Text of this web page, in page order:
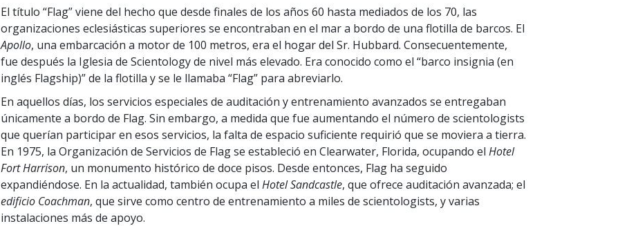
El título “Flag” viene del hecho que desde finales de los años 60 hasta mediados de los 70, las
organizaciones eclesiásticas superiores se encontraban en el mar a bordo de una flotilla de barcos. El
Apollo, una embarcación a motor de 100 metros, era el hogar del Sr. Hubbard. Consecuentemente,
fue después la Iglesia de Scientology de nivel más elevado. Era conocido como el “barco insignia (en
inglés Flagship)” de la flotilla y se le llamaba “Flag” para abreviarlo.
En aquellos días, los servicios especiales de auditación y entrenamiento avanzados se entregaban
únicamente a bordo de Flag. Sin embargo, a medida que fue aumentando el número de scientologists
que querían participar en esos servicios, la falta de espacio suficiente requirió que se moviera a tierra.
En 1975, la Organización de Servicios de Flag se estableció en Clearwater, Florida, ocupando elHotel
Fort Harrison, un monumento histórico de doce pisos. Desde entonces, Flag ha seguido
expandiéndose. En la actualidad, también ocupa elHotel Sandcastle, que ofrece auditación avanzada; el
edificio Coachman, que sirve como centro de entrenamiento a miles de scientologists, y varias
instalaciones más de apoyo.